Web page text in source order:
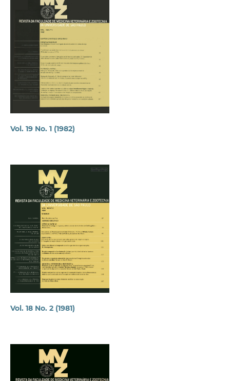
Vol. 19 No. 1 (1982)
Vol. 18 No. 2 (1981)